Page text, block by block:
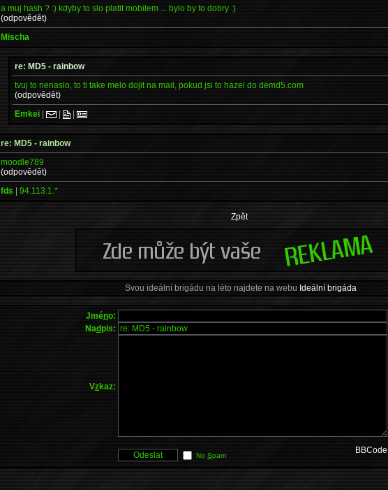
a muj hash ? :) kdyby to slo platit mobilem ... bylo by to dobry :)
(odpovědět)
Mischa
re: MD5 - rainbow
tvuj to nenaslo, to ti take melo dojit na mail, pokud jsi to hazel do demd5.com
(odpovědět)
Emkei | | |
re: MD5 - rainbow
moodle789
(odpovědět)
fds |94.113.1.*
Zpět
Svou ideální brigádu na léto najdete na webu Ideální brigáda
Jméno:
Nadpis:
Vzkaz:
No Spam
BBCode